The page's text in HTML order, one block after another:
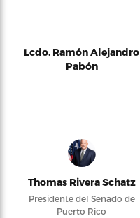
Lcdo. Ramón Alejandro
Pabón
Thomas Rivera Schatz
Presidente del Senado de
Puerto Rico